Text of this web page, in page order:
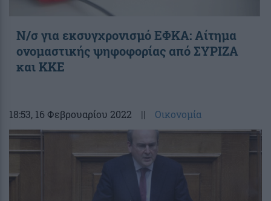
Ν/σ για εκσυγχρονισμό ΕΦΚΑ: Αίτημα
ονομαστικής ψηφοφορίας από ΣΥΡΙΖΑ
και ΚΚΕ
18:53, 16 Φεβρουαρίου 2022 || Οικονομία